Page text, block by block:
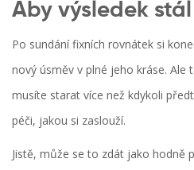
Aby výsledek
Po sundání fixních rovnátek si
nový úsměv v plné jeho kráse. Ale
musíte starat více než kdykoli
péči, jakou si zaslouží.
Jistě, může se to zdát jako hodně